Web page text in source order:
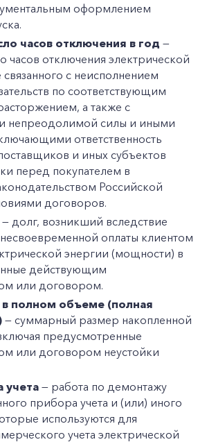
оформлением
часов отключения в год —
часов отключения электрической
с неисполнением
по соответствующим
а также с
непреодолимой силы и иными
ответственность
и иных субъектов
перед покупателем в
Российской
договоров.
— долг, возникший вследствие
оплаты клиентом
энергии (мощности) в
действующим
или договором.
полном объеме (полная
— суммарный размер накопленной
предусмотренные
или договором неустойки
учета — работа по демонтажу
прибора учета и (или) иного
используются для
учета электрической